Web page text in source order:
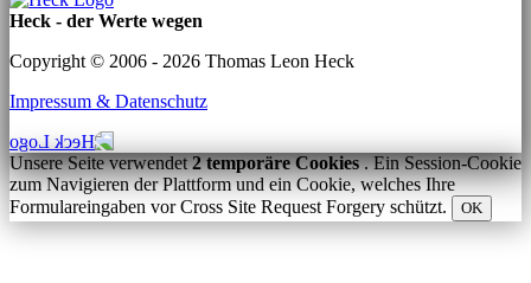
Heck - der Werte wegen
Copyright © 2006 - 2026 Thomas Leon Heck
Impressum & Datenschutz
Unsere Seite verwendet2 temporäre Cookies. Ein Session-Cookie
zum Navigieren der Plattform und ein Cookie, welches Ihre
Formulareingaben vor Cross Site Request Forgery schützt.
OK